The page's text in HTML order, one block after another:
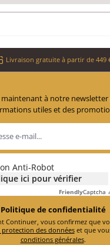
Livraison gratuite à partir de 449
à notre
utiles et des
Anti-Robot
ici pour vérifier
FriendlyCaptcha
Politique de confidentialité
des données
conditions générales.